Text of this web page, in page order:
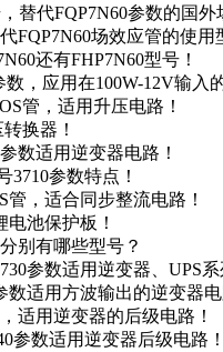
替代FQP7N60参数的国外
FQP7N60场效应管的使用
还有FHP7N60型号！
，应用在100W-12V输入
管，适用升压电路！
换器！
数适用逆变器电路！
参数特点！
，适合同步整流电路！
池保护板！
别有哪些型号？
参数适用逆变器、UPS系
适用方波输出的逆变器电
适用逆变器的后级电路！
参数适用逆变器后级电路！